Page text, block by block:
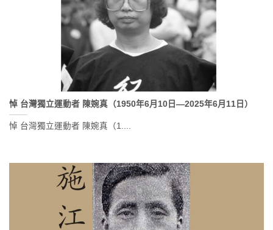
悼 台灣獨立運動者 陳婉真（1950年6月10日—2025年6月11日）
悼 台灣獨立運動者 陳婉真（1....